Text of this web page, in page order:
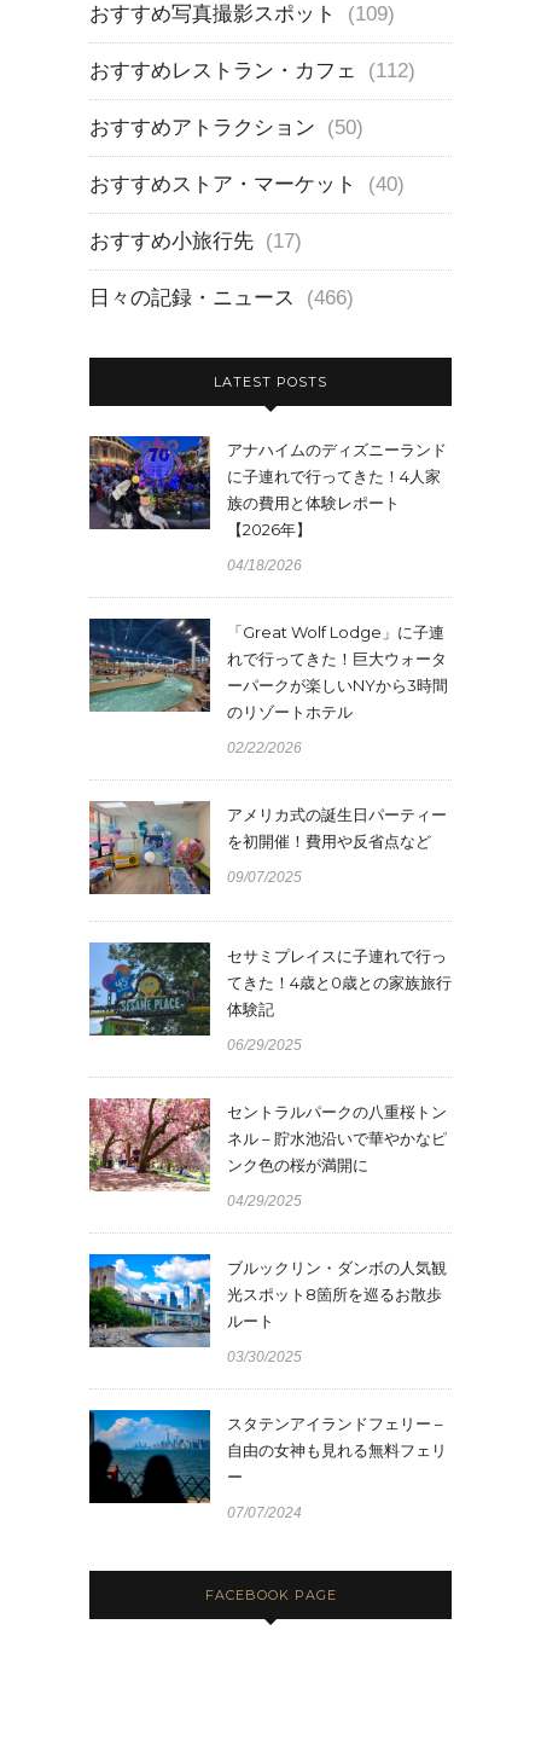
おすすめ写真撮影スポット (109)
おすすめレストラン・カフェ (112)
おすすめアトラクション (50)
おすすめストア・マーケット (40)
おすすめ小旅行先 (17)
日々の記録・ニュース (466)
LATEST POSTS
アナハイムのディズニーランド
に子連れで行ってきた！4人家
族の費用と体験レポート
【2026年】
04/18/2026
「Great Wolf Lodge」に子連
れで行ってきた！巨大ウォータ
ーパークが楽しいNYから3時間
のリゾートホテル
02/22/2026
アメリカ式の誕生日パーティー
を初開催！費用や反省点など
09/07/2025
セサミプレイスに子連れで行っ
てきた！4歳と0歳との家族旅行
体験記
06/29/2025
セントラルパークの八重桜トン
ネル – 貯水池沿いで華やかなピ
ンク色の桜が満開に
04/29/2025
ブルックリン・ダンボの人気観
光スポット8箇所を巡るお散歩
ルート
03/30/2025
スタテンアイランドフェリー –
自由の女神も見れる無料フェリ
ー
07/07/2024
FACEBOOK PAGE